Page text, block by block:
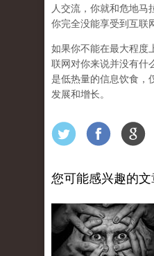
人交流，你就和危地马
你完全没能享受到互联
如果你不能在最大程度
联网对你来说并没有什
是低热量的信息饮食，
发展和增长。
您可能感兴趣的文